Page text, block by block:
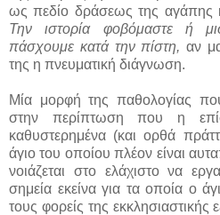
ως πεδίο δράσεως της αγάπης
Την ιστορία φοβόμαστε ή
πάσχουμε κατά την πίστη, αν
της η πνευματική διάγνωση.
Μία μορφή της παθολογίας που
στην περίπτωση που η
καθυστερημένα (και ορθά
άγιο του οποίου πλέον είναι
νοιάζεται στο ελάχιστο να
σημεία εκείνα για τα οποία ο
τους φορείς της εκκλησιαστικής